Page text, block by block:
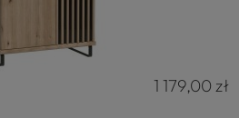
1 179,00 zł